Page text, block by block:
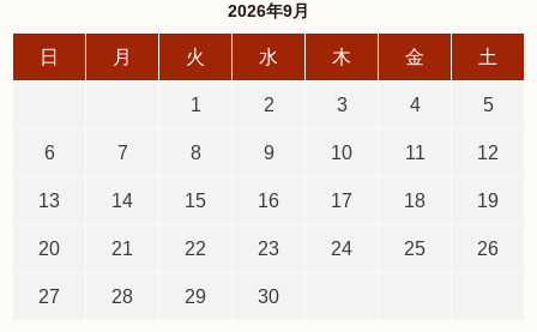
2026年9月
日 月 火 水 木 金 土
1 2 3 4 5
6 7 8 9 10 11 12
13 14 15 16 17 18 19
20 21 22 23 24 25 26
27 28 29 30